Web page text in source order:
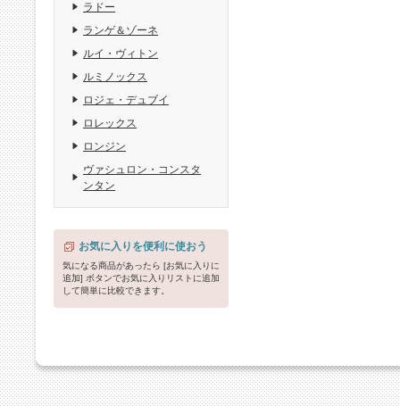
ラドー
ランゲ＆ゾーネ
ルイ・ヴィトン
ルミノックス
ロジェ・デュブイ
ロレックス
ロンジン
ヴァシュロン・コンスタ
ンタン
お気に入りを便利に使おう
気になる商品があったら [お気に入りに
追加] ボタンでお気に入りリストに追加
して簡単に比較できます。